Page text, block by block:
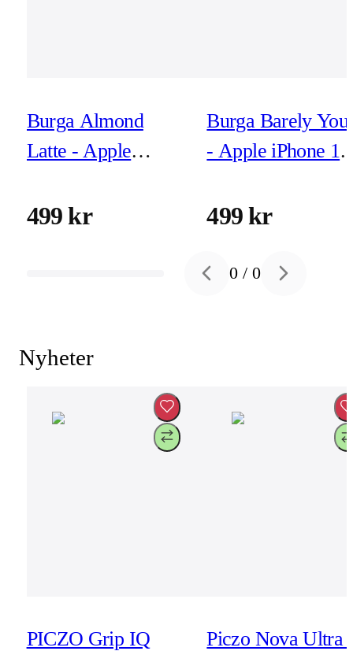
Burga Almond
Latte - Apple
Tough MagSafe
499 kr
Burga Barely
- Apple iPhone 17
Skyddsskal
499 kr
Previous slide
0 /0 Next slide
Nyheter
PICZO Grip IQ Piczo Nova Ultra